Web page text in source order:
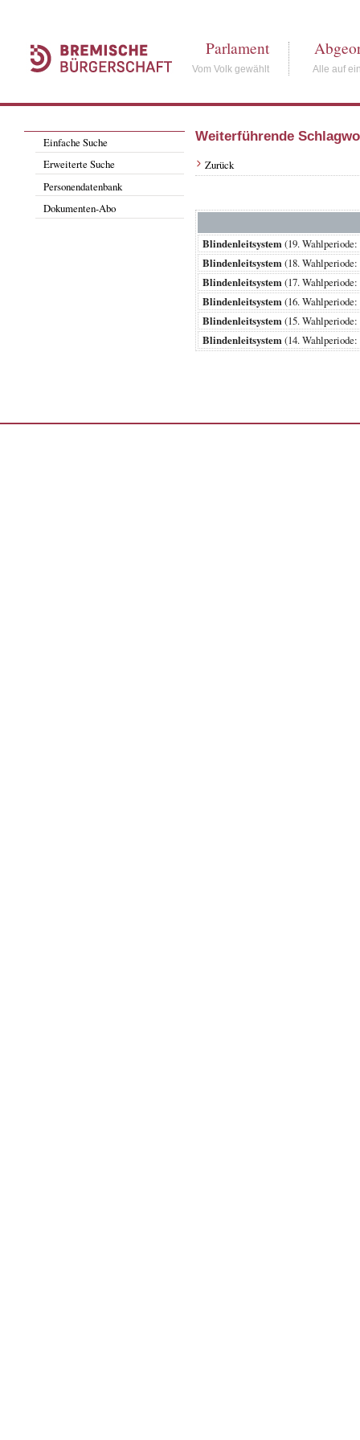
Parlament
Vom Volk gewählt Alle auf
Einfache Suche
Erweiterte Suche
Personendatenbank
Dokumenten-Abo
Weiterführende
Zurück
Blindenleitsystem(19.
Blindenleitsystem(18.
Blindenleitsystem(17.
Blindenleitsystem(16.
Blindenleitsystem(15.
Blindenleitsystem(14.